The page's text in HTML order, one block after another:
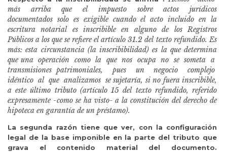
más arriba que el impuesto sobre actos jurídicos
documentados solo es exigible cuando el acto incluido en la
escritura notarial es inscribible en alguno de los Registros
Públicos a los que se refiere el artículo 31.2 del texto refundido. Es
más: esta circunstancia (la inscribibilidad) es la que determina
que una operación como la que nos ocupa no se someta a
transmisiones patrimoniales, pues un negocio complejo
idéntico al que analizamos se sujetaría, si no fuera inscribible,
a este último tributo (artículo 15 del texto refundido, referido
expresamente -como se ha visto- a la constitución del derecho de
hipoteca en garantía de un préstamo).
La segunda razón tiene que ver, con la configuración
legal de la base imponible en la parte del tributo que
grava el contenido material del documento.